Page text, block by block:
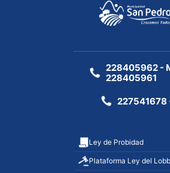
228405962 -
228405961
227541678
Ley de Probidad
Plataforma Ley del